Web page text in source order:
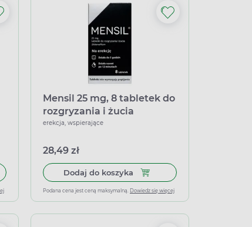
i żucia
koszyka Biosteron, 25 mg, 60 tabletek
Mensil 25 mg, 8 tabletek do
rozgryzania i żucia
erekcja, wspierające
28,49 zł
Dodaj do koszyka Dodaj do koszyka Mensil
Podana cena jest ceną maksymalną. Dowiedz się więcej